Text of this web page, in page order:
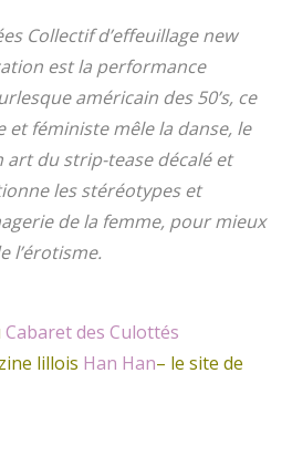
Collectif d’effeuillage new
est la performance
américain des 50’s, ce
féministe mêle la danse, le
art du strip-tease décalé et
les stéréotypes et
de la femme, pour mieux
l’érotisme.
Cabaret des Culottés
lillois Han Han– le site de